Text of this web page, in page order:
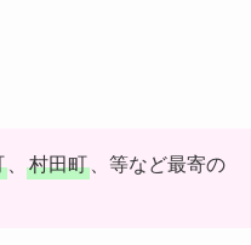
、 村田町、等など最寄の